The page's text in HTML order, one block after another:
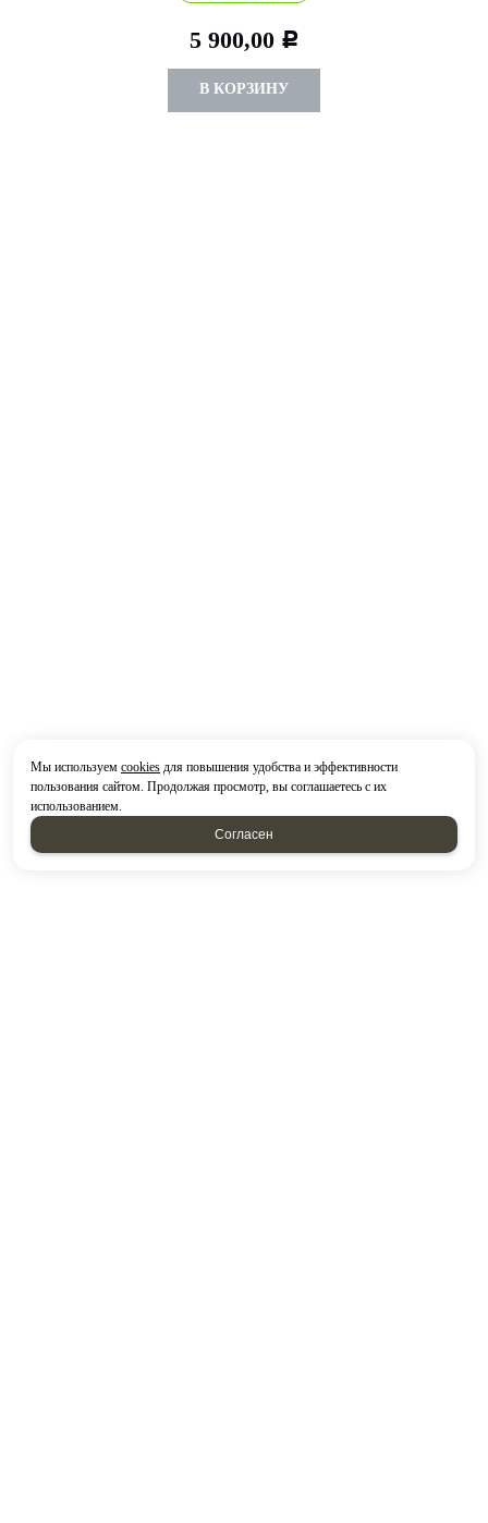
5 900,00 Р
В КОРЗИНУ
Мы используем cookies для повышения удобства и эффективности
пользования сайтом. Продолжая просмотр, вы соглашаетесь с их
использованием.
Согласен